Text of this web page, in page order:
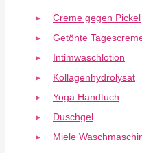
Creme gegen Pickel
Getönte
Intimwaschlotion
Kollagenhydrolysat
Yoga Handtuch
Duschgel
Miele